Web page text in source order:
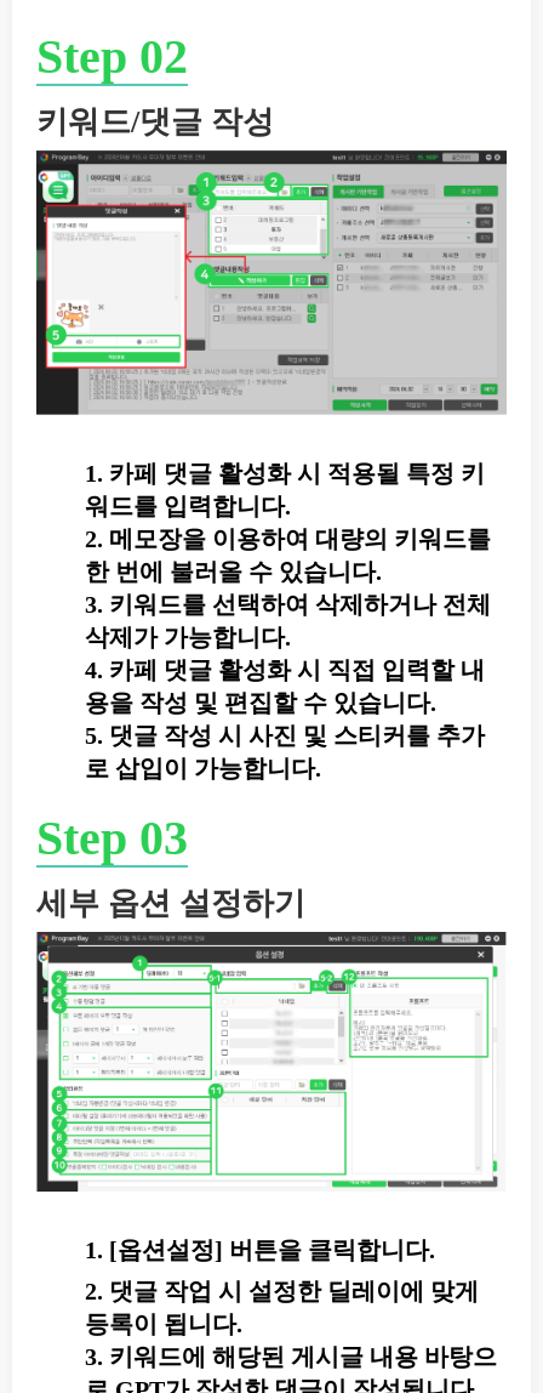
Step 02
키워드/댓글 작성
1. 카페 댓글 활성화 시 적용될 특정 키
워드를 입력합니다.
2. 메모장을 이용하여 대량의 키워드를
한 번에 불러올 수 있습니다.
3. 키워드를 선택하여 삭제하거나 전체
삭제가 가능합니다.
4. 카페 댓글 활성화 시 직접 입력할 내
용을 작성 및 편집할 수 있습니다.
5. 댓글 작성 시 사진 및 스티커를 추가
로 삽입이 가능합니다.
Step 03
세부 옵션 설정하기
1. [옵션설정] 버튼을 클릭합니다.
2. 댓글 작업 시 설정한 딜레이에 맞게
등록이 됩니다.
3. 키워드에 해당된 게시글 내용 바탕으